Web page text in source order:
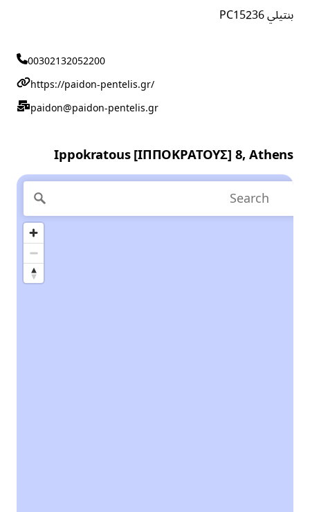
بنتيلي PC15236
00302132052200
https://paidon-pentelis.gr/
paidon@paidon-pentelis.gr
Ippokratous [ΙΠΠΟΚΡΑΤΟΥΣ] 8, Athens